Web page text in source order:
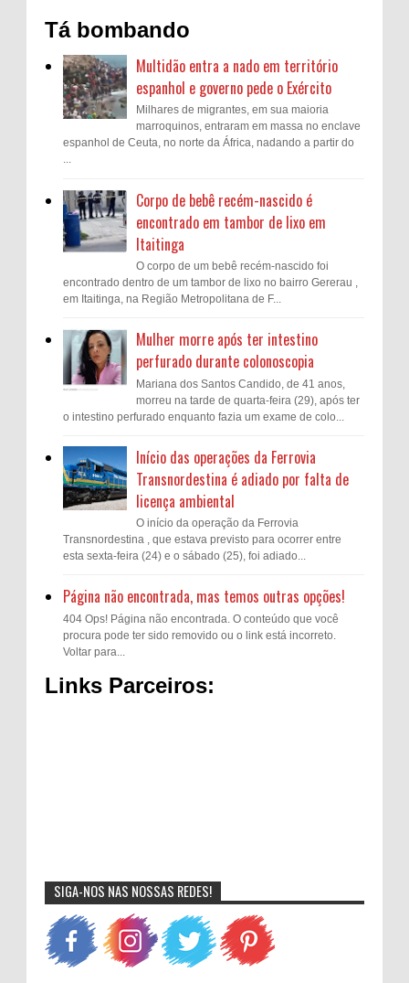
Tá bombando
Multidão entra a nado em território
espanhol e governo pede o Exército
Milhares de migrantes, em sua maioria
marroquinos, entraram em massa no enclave
espanhol de Ceuta, no norte da África, nadando a partir do
...
Corpo de bebê recém-nascido é
encontrado em tambor de lixo em
Itaitinga
O corpo de um bebê recém-nascido foi
encontrado dentro de um tambor de lixo no bairro Gererau ,
em Itaitinga, na Região Metropolitana de F...
Mulher morre após ter intestino
perfurado durante colonoscopia
Mariana dos Santos Candido, de 41 anos,
morreu na tarde de quarta-feira (29), após ter
o intestino perfurado enquanto fazia um exame de colo...
Início das operações da Ferrovia
Transnordestina é adiado por falta de
licença ambiental
O início da operação da Ferrovia
Transnordestina , que estava previsto para ocorrer entre
esta sexta-feira (24) e o sábado (25), foi adiado...
Página não encontrada, mas temos outras opções!
404 Ops! Página não encontrada. O conteúdo que você
procura pode ter sido removido ou o link está incorreto.
Voltar para...
Links Parceiros:
SIGA-NOS NAS NOSSAS REDES!